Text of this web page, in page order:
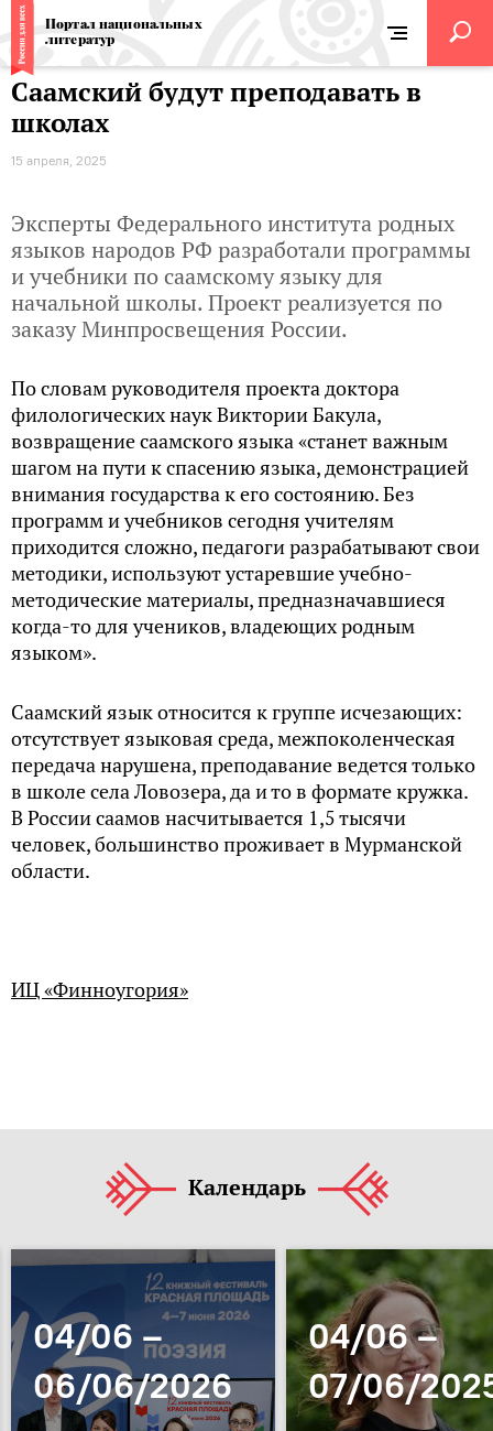
Портал национальных
литератур
Саамский будут преподавать в
школах
15 апреля, 2025
Эксперты Федерального института родных
языков народов РФ разработали программы
и учебники по саамскому языку для
начальной школы. Проект реализуется по
заказу Минпросвещения России.
По словам руководителя проекта доктора
филологических наук Виктории Бакула,
возвращение саамского языка «станет важным
шагом на пути к спасению языка, демонстрацией
внимания государства к его состоянию. Без
программ и учебников сегодня учителям
приходится сложно, педагоги разрабатывают свои
методики, используют устаревшие учебно-
методические материалы, предназначавшиеся
когда-то для учеников, владеющих родным
языком».
Саамский язык относится к группе исчезающих:
отсутствует языковая среда, межпоколенческая
передача нарушена, преподавание ведется только
в школе села Ловозера, да и то в формате кружка.
В России саамов насчитывается 1,5 тысячи
человек, большинство проживает в Мурманской
области.
ИЦ «Финноугория»
Календарь
04/06 –
06/06/2026
04/06 –
07/06/